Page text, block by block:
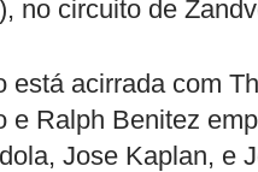
no circuito de
está acirrada com
e Ralph Benitez
Jose Kaplan, e